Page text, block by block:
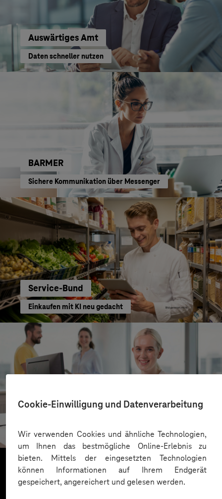
Cookie-Einwilligung und Datenverarbeitung
Wir verwenden Cookies und ähnliche Technologien,
um Ihnen das bestmögliche Online-Erlebnis zu
bieten. Mittels der eingesetzten Technologien
können Informationen auf Ihrem Endgerät
gespeichert, angereichert und gelesen werden.
Auswärtiges Amt
Daten schneller nutzen
BARMER
Sichere Kommunikation über Messenger
Service-Bund
Einkaufen mit KI neu gedacht
Kreis Bergstraße
KI für moderne Verwaltung
Mehr laden